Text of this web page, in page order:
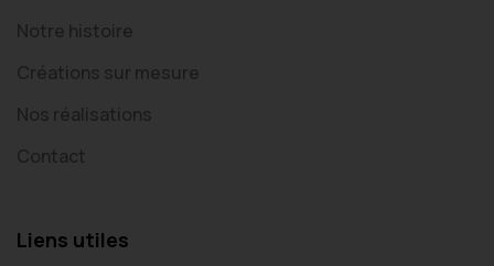
Notre histoire
Créations sur mesure
Nos réalisations
Contact
Liens utiles